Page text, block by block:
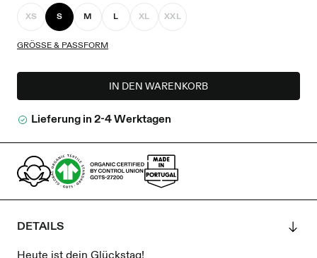
XS S M L XL XXL
GRÖSSE & PASSFORM
IN DEN WARENKORB
Lieferung in 2-4 Werktagen
DETAILS